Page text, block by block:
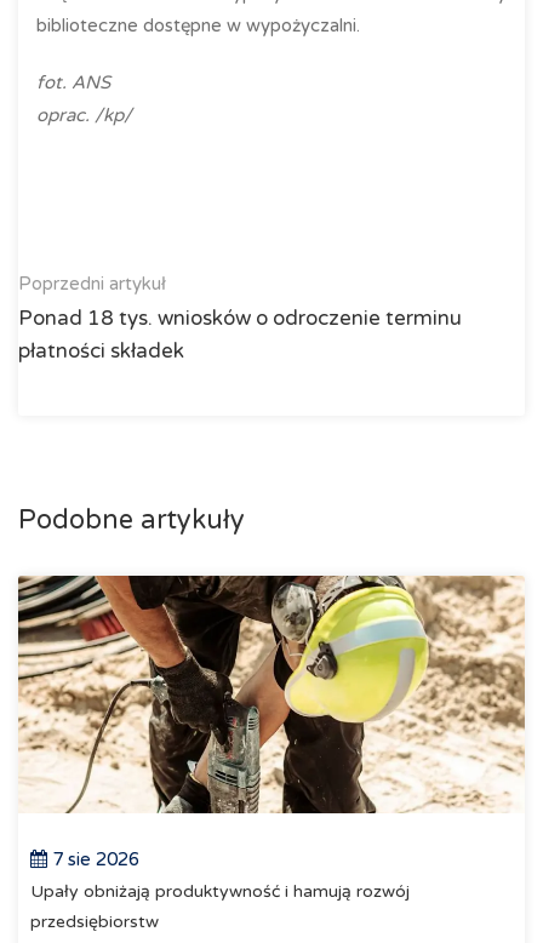
biblioteczne dostępne w wypożyczalni.
fot. ANS
oprac. /kp/
Poprzedni artykuł
Ponad 18 tys. wniosków o odroczenie terminu
płatności składek
Podobne artykuły
7 sie 2026
Upały obniżają produktywność i hamują rozwój
przedsiębiorstw